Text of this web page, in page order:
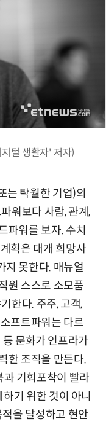
털 생활자' 저자)
는 탁월한 기업)의
워보다 사람, 관계,
파워를 보자. 수치
획은 대개 희망사
지 못한다. 매뉴얼
원 스스로 소모품
한다. 주주, 고객,
프트파워는 다르
등 문화가 인프라가
한 조직을 만든다.
기회포착이 빨라
기 위한 것이 아니
을 달성하고 현안